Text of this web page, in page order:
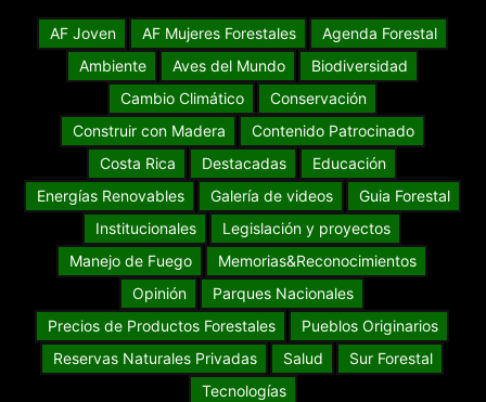
AF Joven AF Mujeres Forestales
Agenda Forestal
Ambiente
Aves del Mundo
Biodiversidad
Cambio Climático
Conservación
Construir con Madera
Contenido Patrocinado
Costa Rica
Destacadas
Educación
Energías Renovables
Galería de videos
Guia Forestal
Institucionales
Legislación y proyectos
Manejo de Fuego
Memorias&Reconocimientos
Opinión
Parques Nacionales
Precios de Productos Forestales
Pueblos Originarios
Reservas Naturales Privadas
Salud
Sur Forestal
Tecnologías